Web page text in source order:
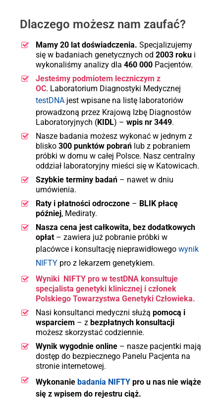
Dlaczego możesz nam zaufać?
Mamy 20 lat doświadczenia. Specjalizujemy
się w badaniach genetycznych od 2003 roku i
wykonaliśmy analizy dla 460 000 Pacjentów.
Jesteśmy podmiotem leczniczym z
OC. Laboratorium Diagnostyki Medycznej
testDNA jest wpisane na listę laboratoriów
prowadzoną przez Krajową Izbę Diagnostów
Laboratoryjnych (KIDL) – wpis nr 3449.
Nasze badania możesz wykonać w jednym z
blisko 300 punktów pobrań lub z pobraniem
próbki w domu w całej Polsce. Nasz centralny
oddział laboratoryjny mieści się w Katowicach.
Szybkie terminy badań – nawet w dniu
umówienia.
Raty i płatności odroczone – BLIK płacę
później, Mediraty.
Nasza cena jest całkowita, bez dodatkowych
opłat – zawiera już pobranie próbki w
placówce i konsultację nieprawidłowego wynik
NIFTY pro z lekarzem genetykiem.
Wyniki NIFTY pro w testDNA konsultuje
specjalista genetyki klinicznej i członek
Polskiego Towarzystwa Genetyki Człowieka.
Nasi konsultanci medyczni służą pomocą i
wsparciem – z bezpłatnych konsultacji
możesz skorzystać codziennie.
Wynik wygodnie online – nasze pacjentki mają
dostęp do bezpiecznego Panelu Pacjenta na
stronie internetowej.
Wykonanie badania NIFTY pro u nas nie wiąże
się z wpisem do rejestru ciąż.